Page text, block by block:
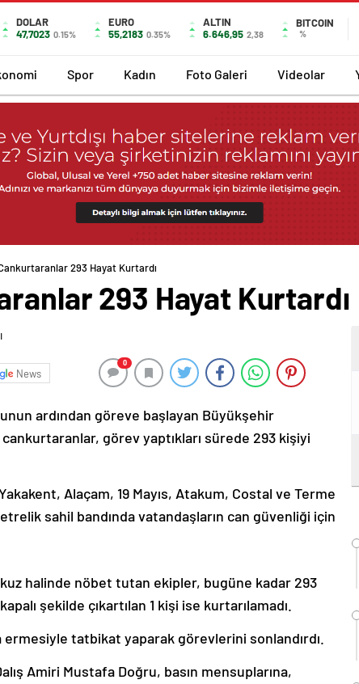
DOLAR
47,7023 0.15%
EURO
55,2183 0.35%
ALTIN
6.646,95 2,38
BITCOIN
%
Spor Kadın Foto Galeri Videolar
293 Hayat Kurtardı
293 Hayat Kurtardı
News
0
ardından göreve başlayan Büyükşehir
görev yaptıkları sürede 293 kişiyi
Alaçam, 19 Mayıs, Atakum, Costal ve Terme
sahil bandında vatandaşların can güvenliği için
halinde nöbet tutan ekipler, bugüne kadar 293
şekilde çıkartılan 1 kişi ise kurtarılamadı.
tatbikat yaparak görevlerini sonlandırdı.
Amiri Mustafa Doğru, basın mensuplarına,